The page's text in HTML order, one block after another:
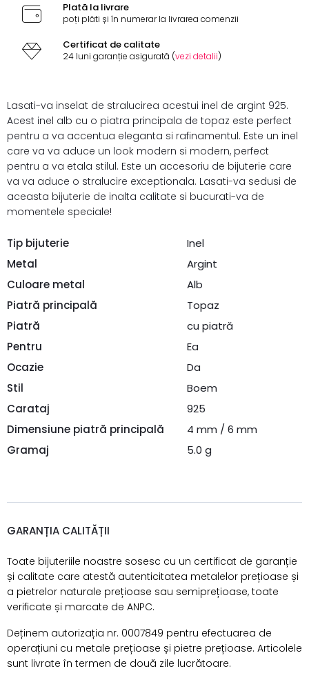
Lasati-va inselat de stralucirea acestui inel de argint 925.
Acest inel alb cu o piatra principala de topaz este perfect
pentru a va accentua eleganta si rafinamentul. Este un inel
care va va aduce un look modern si modern, perfect
pentru a va etala stilul. Este un accesoriu de bijuterie care
va va aduce o stralucire exceptionala. Lasati-va sedusi de
aceasta bijuterie de inalta calitate si bucurati-va de
momentele speciale!
Tip bijuterie
Inel
Metal
Argint
Culoare metal
Alb
Piatră principală
Topaz
Piatră
cu piatră
Pentru
Ea
Ocazie
Da
Stil
Boem
Carataj
925
Dimensiune piatră principală
4 mm / 6 mm
Gramaj
5.0 g
Plată la livrare
poți plăti și în numerar la livrarea comenzii
Certificat de calitate
24 luni garanție asigurată (vezi detalii)
GARANȚIA CALITĂȚII
Toate bijuteriile noastre sosesc cu un certificat de garanție
și calitate care atestă autenticitatea metalelor prețioase și
a pietrelor naturale prețioase sau semiprețioase, toate
verificate și marcate de ANPC.
Deținem autorizația nr. 0007849 pentru efectuarea de
operațiuni cu metale prețioase și pietre prețioase. Articolele
sunt livrate în termen de două zile lucrătoare.